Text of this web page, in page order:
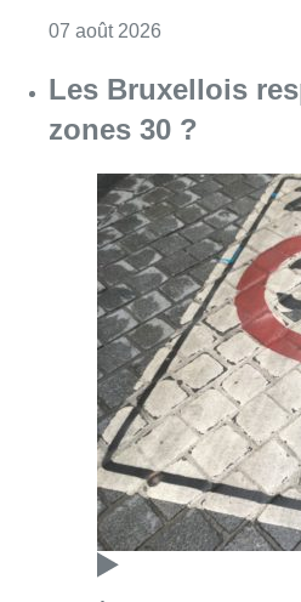
07 août 2026
Les Bruxellois
zones 30 ?